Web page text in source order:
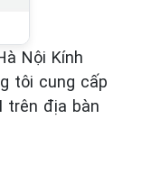
Nội Kính
tôi cung cấp
trên địa bàn